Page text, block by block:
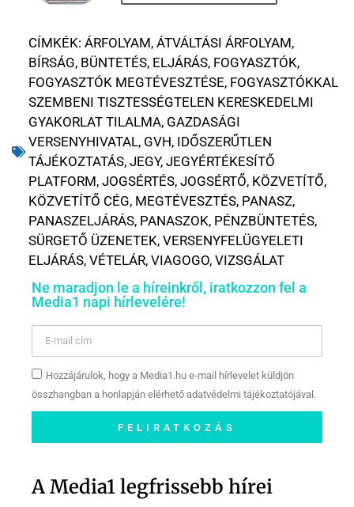
CÍMKÉK: ÁRFOLYAM, ÁTVÁLTÁSI ÁRFOLYAM,
BÍRSÁG, BÜNTETÉS, ELJÁRÁS, FOGYASZTÓK,
FOGYASZTÓK MEGTÉVESZTÉSE, FOGYASZTÓKKAL
SZEMBENI TISZTESSÉGTELEN KERESKEDELMI
GYAKORLAT TILALMA, GAZDASÁGI
VERSENYHIVATAL, GVH, IDŐSZERŰTLEN
TÁJÉKOZTATÁS, JEGY, JEGYÉRTÉKESÍTŐ
PLATFORM, JOGSÉRTÉS, JOGSÉRTŐ, KÖZVETÍTŐ,
KÖZVETÍTŐ CÉG, MEGTÉVESZTÉS, PANASZ,
PANASZELJÁRÁS, PANASZOK, PÉNZBÜNTETÉS,
SÜRGETŐ ÜZENETEK, VERSENYFELÜGYELETI
ELJÁRÁS, VÉTELÁR, VIAGOGO, VIZSGÁLAT
Ne maradjon le a híreinkről, iratkozzon fel a
Media1 napi hírlevelére!
Hozzájárulok, hogy a Media1.hu e-mail hírlevelet küldjön
összhangban a honlapján elérhető adatvédelmi tájékoztatójával.
FELIRATKOZÁS
oldalunkon!
A Media1 legfrissebb hírei